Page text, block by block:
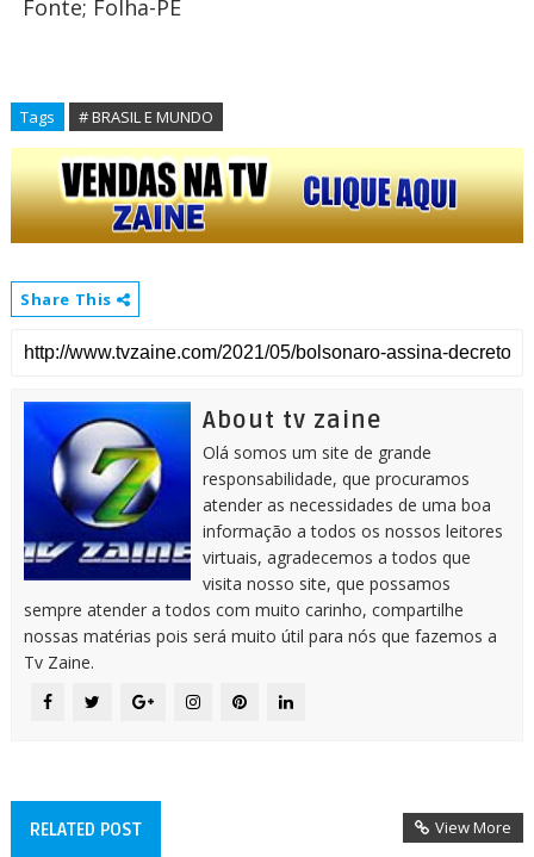
Fonte; Folha-PE
Tags # BRASIL E MUNDO
Share This
About tv zaine
Olá somos um site de grande
responsabilidade, que procuramos
atender as necessidades de uma boa
informação a todos os nossos leitores
virtuais, agradecemos a todos que
visita nosso site, que possamos
sempre atender a todos com muito carinho, compartilhe
nossas matérias pois será muito útil para nós que fazemos a
Tv Zaine.
RELATED POST View More